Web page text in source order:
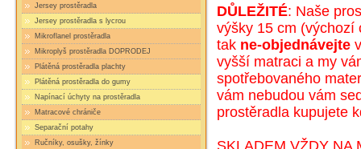
Jersey prostěradla
Jersey prostěradla s lycrou
Mikroflanel prostěradla
Mikroplyš prostěradla DOPRODEJ
Plátěná prostěradla plachty
Plátěná prostěradla do gumy
Napínací úchyty na prostěradla
Matracové chrániče
Separační potahy
Ručníky, osušky, žínky
DŮLEŽITÉ: Naše
výšky 15 cm (výchozí
tak ne-objednávejte
vyšší matraci a my
spotřebovaného
vám nebudou vám
prostěradla kupujete